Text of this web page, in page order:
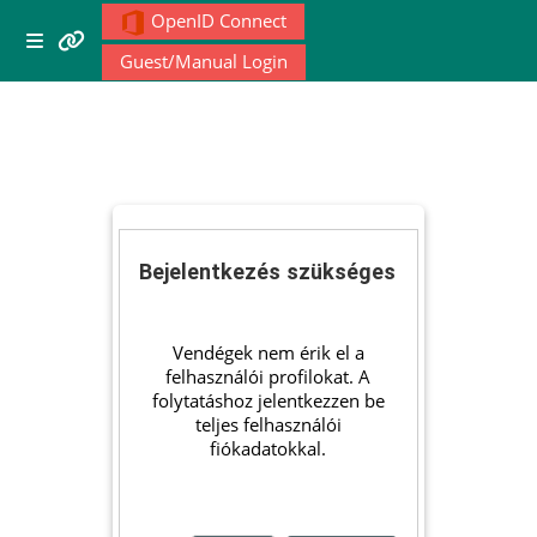
Tovább a fő tartalomhoz
OldalpanelMenu 1
Moodle development
Moodle.com
OpenID Connect
Guest/Manual Login
Bejelentkezés szükséges
Vendégek nem érik el a
felhasználói profilokat. A
folytatáshoz jelentkezzen be
teljes felhasználói
fiókadatokkal.